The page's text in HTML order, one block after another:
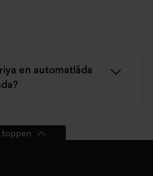
en automatlåda
toppen